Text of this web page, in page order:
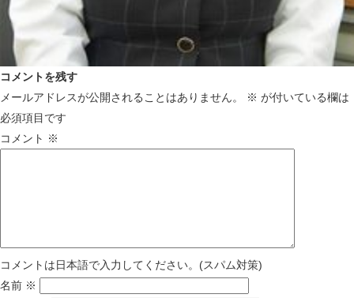
コメントを残す
メールアドレスが公開されることはありません。
※ が付いている欄は
必須項目です
コメント ※
コメントは日本語で入力してください。(スパム対策)
名前 ※